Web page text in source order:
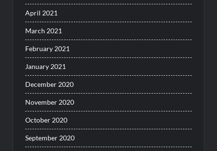
April 2021
March 2021
February 2021
January 2021
December 2020
November 2020
October 2020
September 2020